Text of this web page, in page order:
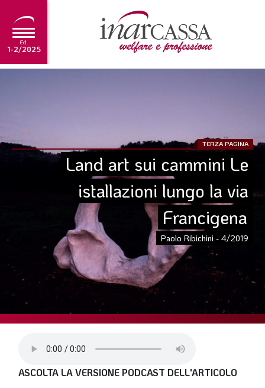
Ed.
1-2/2025
SCADENZARIO
Ultima edizione
1-2/2025
SOMMARIO
EDITORIALE
PREVIDENZA
PROFESSIONE
TERZA PAGINA
TERZA PAGINA
Land art sui cammini Le
istallazioni lungo la via
Francigena
Paolo Ribichini - 4/2019
ASCOLTA LA VERSIONE PODCAST DELL'ARTICOLO